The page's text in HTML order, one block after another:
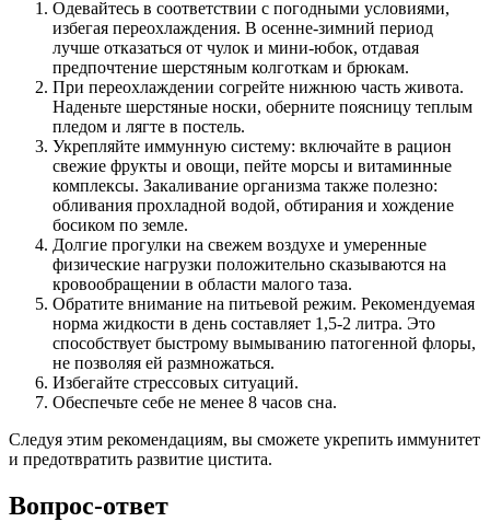
Одевайтесь в соответствии с погодными условиями,
избегая переохлаждения. В осенне-зимний период
лучше отказаться от чулок и мини-юбок, отдавая
предпочтение шерстяным колготкам и брюкам.
При переохлаждении согрейте нижнюю часть живота.
Наденьте шерстяные носки, оберните поясницу теплым
пледом и лягте в постель.
Укрепляйте иммунную систему: включайте в рацион
свежие фрукты и овощи, пейте морсы и витаминные
комплексы. Закаливание организма также полезно:
обливания прохладной водой, обтирания и хождение
босиком по земле.
Долгие прогулки на свежем воздухе и умеренные
физические нагрузки положительно сказываются на
кровообращении в области малого таза.
Обратите внимание на питьевой режим. Рекомендуемая
норма жидкости в день составляет 1,5-2 литра. Это
способствует быстрому вымыванию патогенной флоры,
не позволяя ей размножаться.
Избегайте стрессовых ситуаций.
Обеспечьте себе не менее 8 часов сна.
Следуя этим рекомендациям, вы сможете укрепить иммунитет
и предотвратить развитие цистита.
Вопрос-ответ